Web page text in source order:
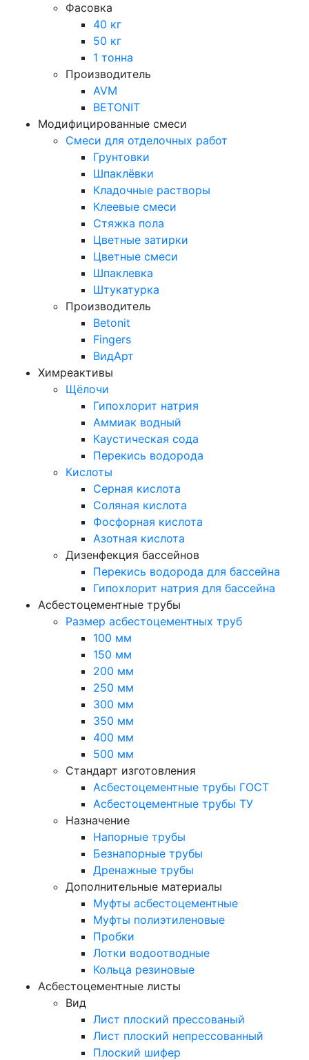
Фасовка
40 кг
50 кг
1 тонна
Производитель
AVM
BETONIT
Модифицированные смеси
Смеси для отделочных работ
Грунтовки
Шпаклёвки
Кладочные растворы
Клеевые смеси
Стяжка пола
Цветные затирки
Цветные смеси
Шпаклевка
Штукатурка
Производитель
Betonit
Fingers
ВидАрт
Химреактивы
Щёлочи
Гипохлорит натрия
Аммиак водный
Каустическая сода
Перекись водорода
Кислоты
Серная кислота
Соляная кислота
Фосфорная кислота
Азотная кислота
Дизенфекция бассейнов
Перекись водорода для бассейна
Гипохлорит натрия для бассейна
Асбестоцементные трубы
Размер асбестоцементных труб
100 мм
150 мм
200 мм
250 мм
300 мм
350 мм
400 мм
500 мм
Стандарт изготовления
Асбестоцементные трубы ГОСТ
Асбестоцементные трубы ТУ
Назначение
Напорные трубы
Безнапорные трубы
Дренажные трубы
Дополнительные материалы
Муфты асбестоцементные
Муфты полиэтиленовые
Пробки
Лотки водоотводные
Кольца резиновые
Асбестоцементные листы
Вид
Лист плоский прессованый
Лист плоский непрессованный
Плоский шифер